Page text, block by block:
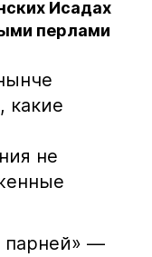
Исадах
перлами
, какие
не
парней» —